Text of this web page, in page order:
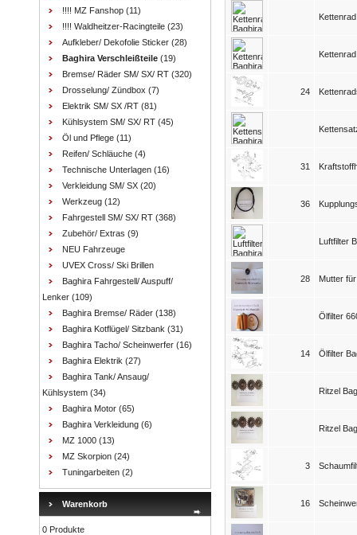
!!!! MZ Fanshop (11)
!!!! Waldheitzer-Racingteile (23)
Aufkleber/ Dekofolie Sticker (28)
Baghira Verschleißteile (19)
Bremse/ Räder SM/ SX/ RT (320)
Drosselung/ Zündbox (7)
Elektrik SM/ SX /RT (81)
Kühlsystem SM/ SX/ RT (45)
Öl und Pflege (11)
Reifen/ Schläuche (4)
Technische Unterlagen (16)
Verkleidung SM/ SX (20)
Werkzeug (12)
Fahrgestell SM/ SX/ RT (368)
Zubehör/ Extras (9)
NEU Fahrzeuge
UVEX Cross/ Ski Brillen
Baghira Fahrgestell/ Auspuff/
Lenker (109)
Baghira Bremse/ Räder (138)
Baghira Kotflügel/ Sitzbank (31)
Baghira Tacho/ Scheinwerfer (16)
Baghira Elektrik (27)
Baghira Tank/ Ansaug/
Kühlsystem (34)
Baghira Motor (65)
Baghira Verkleidung (6)
MZ 1000 (13)
MZ Skorpion (24)
Tuningarbeiten (2)
Warenkorb
0 Produkte
24
31
36
Luftfilter
28 Mutter
Ölfilter
14 Ölfilter
Ritzel
Ritzel
3
16